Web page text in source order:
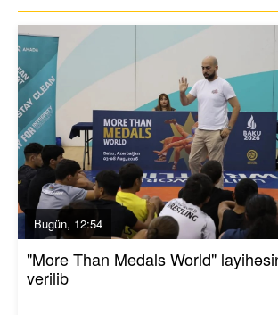
Bugün, 12:54
"More Than Medals World"
verilib